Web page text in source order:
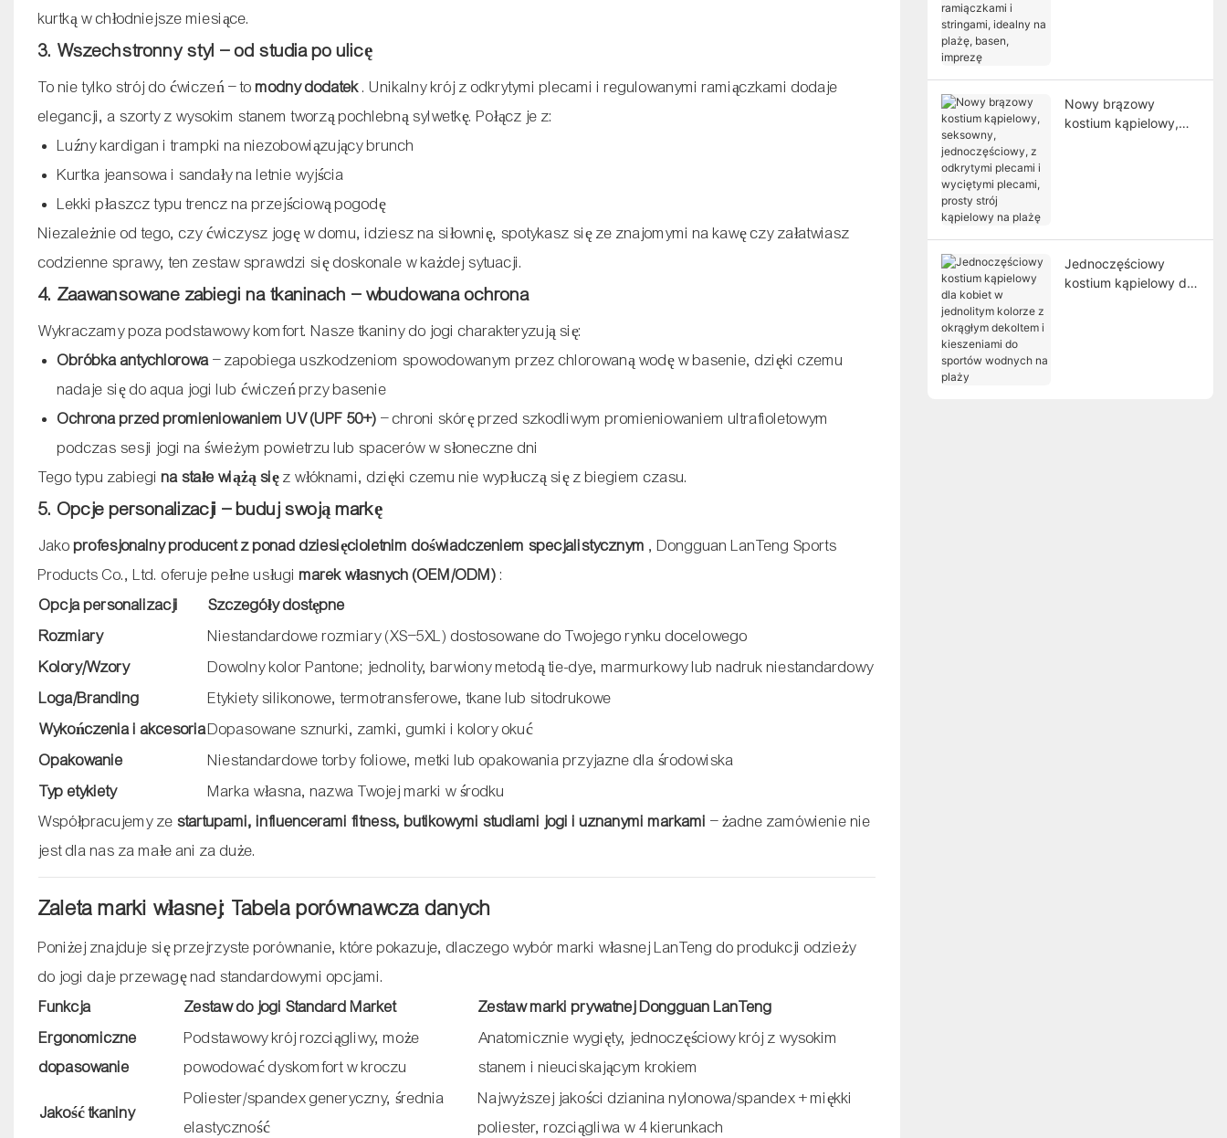
kurtką w chłodniejsze miesiące.
3. Wszechstronny styl – od studia po ulicę
To nie tylko strój do ćwiczeń – tomodny dodatek. Unikalny krój z odkrytymi plecami i regulowanymi ramiączkami dodaje
elegancji, a szorty z wysokim stanem tworzą pochlebną sylwetkę. Połącz je z:
Luźny kardigan i trampki na niezobowiązujący brunch
Kurtka jeansowa i sandały na letnie wyjścia
Lekki płaszcz typu trencz na przejściową pogodę
Niezależnie od tego, czy ćwiczysz jogę w domu, idziesz na siłownię, spotykasz się ze znajomymi na kawę czy załatwiasz
codzienne sprawy, ten zestaw sprawdzi się doskonale w każdej sytuacji.
4. Zaawansowane zabiegi na tkaninach – wbudowana ochrona
Wykraczamy poza podstawowy komfort. Nasze tkaniny do jogi charakteryzują się:
Obróbka antychlorowa– zapobiega uszkodzeniom spowodowanym przez chlorowaną wodę w basenie, dzięki czemu
nadaje się do aqua jogi lub ćwiczeń przy basenie
Ochrona przed promieniowaniem UV (UPF 50+) – chroni skórę przed szkodliwym promieniowaniem ultrafioletowym
podczas sesji jogi na świeżym powietrzu lub spacerów w słoneczne dni
Tego typu zabiegina stałe wiążą sięz włóknami, dzięki czemu nie wypłuczą się z biegiem czasu.
5. Opcje personalizacji – buduj swoją markę
Jakoprofesjonalny producent z ponad dziesięcioletnim doświadczeniem specjalistycznym , Dongguan LanTeng Sports
Products Co., Ltd. oferuje pełne usługimarek własnych (OEM/ODM):
Opcja personalizacji
Szczegóły dostępne
Rozmiary
Niestandardowe rozmiary (XS–5XL) dostosowane do Twojego rynku docelowego
Kolory/Wzory
Dowolny kolor Pantone; jednolity, barwiony metodą tie-dye, marmurkowy lub nadruk niestandardowy
Loga/Branding
Etykiety silikonowe, termotransferowe, tkane lub sitodrukowe
Wykończenia i akcesoriaDopasowane sznurki, zamki, gumki i kolory okuć
Opakowanie
Niestandardowe torby foliowe, metki lub opakowania przyjazne dla środowiska
Typ etykiety
Marka własna, nazwa Twojej marki w środku
Współpracujemy ze startupami, influencerami fitness, butikowymi studiami jogi i uznanymi markami – żadne zamówienie nie
jest dla nas za małe ani za duże.
Zaleta marki własnej: Tabela porównawcza danych
Poniżej znajduje się przejrzyste porównanie, które pokazuje, dlaczego wybór marki własnej LanTeng do produkcji odzieży
do jogi daje przewagę nad standardowymi opcjami.
Funkcja
Zestaw do jogi Standard Market
Zestaw marki prywatnej Dongguan LanTeng
Ergonomiczne
dopasowanie
Podstawowy krój rozciągliwy, może
powodować dyskomfort w kroczu
Anatomicznie wygięty, jednoczęściowy krój z wysokim
stanem i nieuciskającym krokiem
Jakość tkaniny
Poliester/spandex generyczny, średnia
elastyczność
Najwyższej jakości dzianina nylonowa/spandex + miękki
poliester, rozciągliwa w 4 kierunkach
Nowy brązowy
kostium kąpielowy,
na plażę
Jednoczęściowy
kostium kąpielowy dla